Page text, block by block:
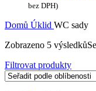
bez DPH)
Domů Úklid WC sady
Zobrazeno 5 výsledků
Filtrovat produkty